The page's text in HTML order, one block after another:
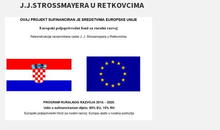
J.J.STROSSMAYERA U RETKOVCIMA